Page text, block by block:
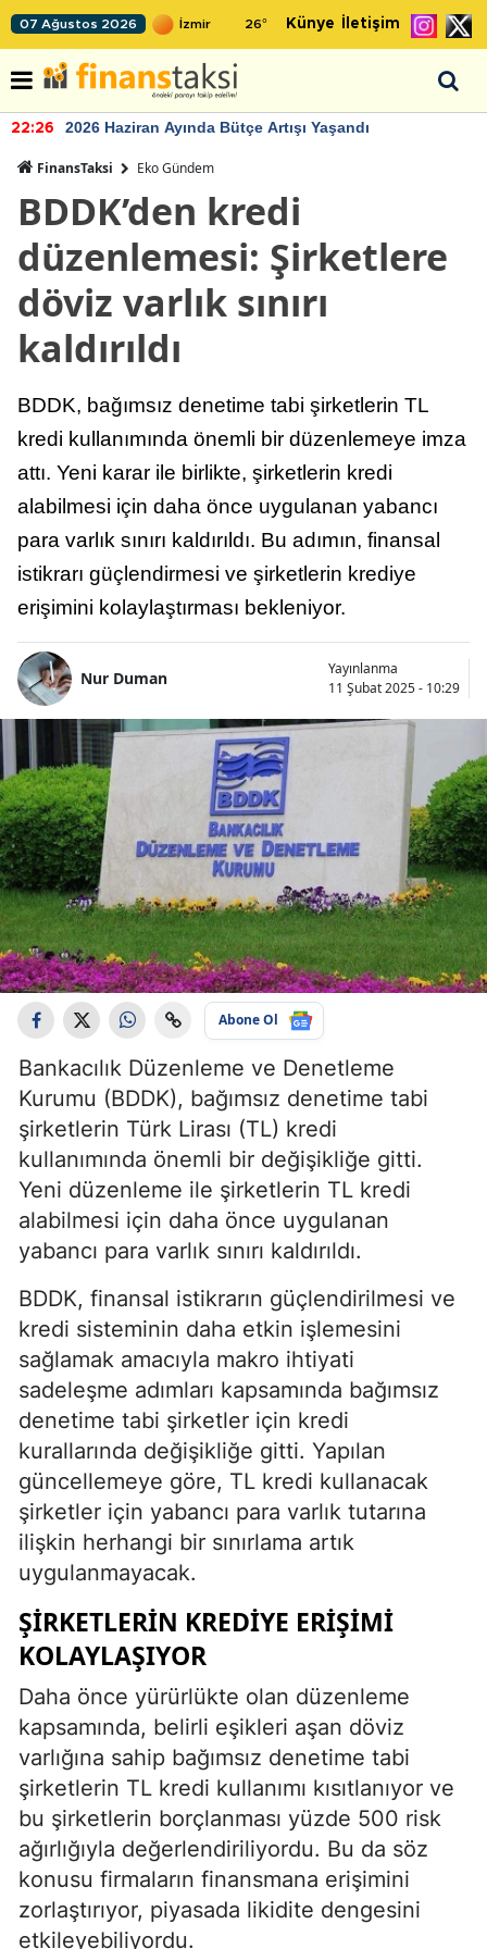
07 Ağustos 2026 26° Künye İletişim
22:26 2026 Haziran Ayında Bütçe Artışı Yaşandı
FinansTaksi Eko Gündem
BDDK’den kredi
düzenlemesi: Şirketlere
döviz varlık sınırı
kaldırıldı
BDDK, bağımsız denetime tabi şirketlerin TL
kredi kullanımında önemli bir düzenlemeye imza
attı. Yeni karar ile birlikte, şirketlerin kredi
alabilmesi için daha önce uygulanan yabancı
para varlık sınırı kaldırıldı. Bu adımın, finansal
istikrarı güçlendirmesi ve şirketlerin krediye
erişimini kolaylaştırması bekleniyor.
Nur Duman
Yayınlanma
11 Şubat 2025 - 10:29
Abone Ol
Bankacılık Düzenleme ve Denetleme
Kurumu (BDDK), bağımsız denetime tabi
şirketlerin Türk Lirası (TL) kredi
kullanımında önemli bir değişikliğe gitti.
Yeni düzenleme ile şirketlerin TL kredi
alabilmesi için daha önce uygulanan
yabancı para varlık sınırı kaldırıldı.
BDDK, finansal istikrarın güçlendirilmesi ve
kredi sisteminin daha etkin işlemesini
sağlamak amacıyla makro ihtiyati
sadeleşme adımları kapsamında bağımsız
denetime tabi şirketler için kredi
kurallarında değişikliğe gitti. Yapılan
güncellemeye göre, TL kredi kullanacak
şirketler için yabancı para varlık tutarına
ilişkin herhangi bir sınırlama artık
uygulanmayacak.
ŞIRKETLERIN KREDIYE ERIŞIMI
KOLAYLAŞIYOR
Daha önce yürürlükte olan düzenleme
kapsamında, belirli eşikleri aşan döviz
varlığına sahip bağımsız denetime tabi
şirketlerin TL kredi kullanımı kısıtlanıyor ve
bu şirketlerin borçlanması yüzde 500 risk
ağırlığıyla değerlendiriliyordu. Bu da söz
konusu firmaların finansmana erişimini
zorlaştırıyor, piyasada likidite dengesini
etkileyebiliyordu.